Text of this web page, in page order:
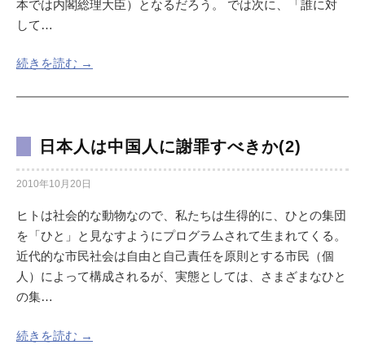
本では内閣総理大臣）となるだろう。 では次に、「誰に対
して…
続きを読む →
日本人は中国人に謝罪すべきか(2)
2010年10月20日
ヒトは社会的な動物なので、私たちは生得的に、ひとの集団
を「ひと」と見なすようにプログラムされて生まれてくる。
近代的な市民社会は自由と自己責任を原則とする市民（個
人）によって構成されるが、実態としては、さまざまなひと
の集…
続きを読む →